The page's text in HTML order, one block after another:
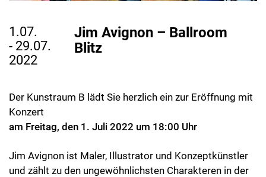
1.07.
- 29.07.
2022
Jim Avignon – Ballroom
Blitz
Der Kunstraum B lädt Sie herzlich ein zur Eröffnung mit
Konzert
am Freitag, den 1. Juli 2022 um 18:00 Uhr
Jim Avignon ist Maler, Illustrator und Konzeptkünstler
und zählt zu den ungewöhnlichsten Charakteren in der